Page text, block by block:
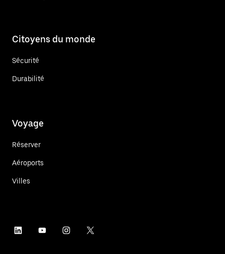
Citoyens du monde
Sécurité
Durabilité
Voyage
Réserver
Aéroports
Villes